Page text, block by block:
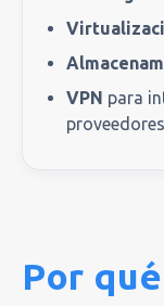
VPN para
Por